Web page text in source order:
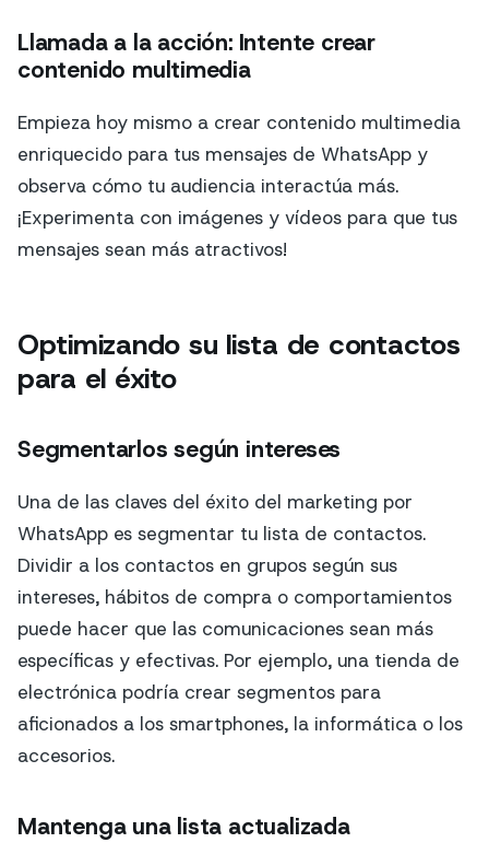
Llamada a la acción: Intente crear
contenido multimedia
Empieza hoy mismo a crear contenido multimedia
enriquecido para tus mensajes de WhatsApp y
observa cómo tu audiencia interactúa más.
¡Experimenta con imágenes y vídeos para que tus
mensajes sean más atractivos!
Optimizando su lista de contactos
para el éxito
Segmentarlos según intereses
Una de las claves del éxito del marketing por
WhatsApp es segmentar tu lista de contactos.
Dividir a los contactos en grupos según sus
intereses, hábitos de compra o comportamientos
puede hacer que las comunicaciones sean más
específicas y efectivas. Por ejemplo, una tienda de
electrónica podría crear segmentos para
aficionados a los smartphones, la informática o los
accesorios.
Mantenga una lista actualizada